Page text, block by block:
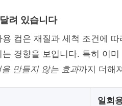
려 있습니다
컵은 재질과 세척 조건에
경향을 보입니다. 특히 이
만들지 않는 효과까지 더해
일회